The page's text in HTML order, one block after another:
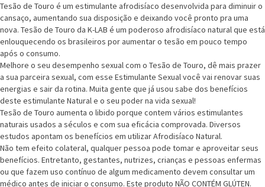
Tesão de Touro é um estimulante afrodisíaco desenvolvida para diminuir o
cansaço, aumentando sua disposição e deixando você pronto pra uma
nova. Tesão de Touro da K-LAB é um poderoso afrodisíaco natural que está
enlouquecendo os brasileiros por aumentar o tesão em pouco tempo
após o consumo.
Melhore o seu desempenho sexual com o Tesão de Touro, dê mais prazer
a sua parceira sexual, com esse Estimulante Sexual você vai renovar suas
energias e sair da rotina. Muita gente que já usou sabe dos benefícios
deste estimulante Natural e o seu poder na vida sexual!
Tesão de Touro aumenta o libido porque contem vários estimulantes
naturais usados a séculos e com sua eficácia comprovada. Diversos
estudos apontam os benefícios em utilizar Afrodisíaco Natural.
Não tem efeito colateral, qualquer pessoa pode tomar e aproveitar seus
benefícios. Entretanto, gestantes, nutrizes, crianças e pessoas enfermas
ou que fazem uso contínuo de algum medicamento devem consultar um
médico antes de iniciar o consumo. Este produto NÃO CONTÉM GLÚTEN.